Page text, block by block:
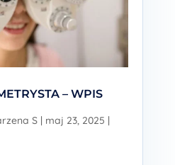
– WPIS
S| maj 23, 2025 |